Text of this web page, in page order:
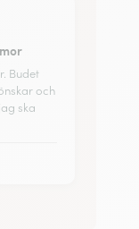
Budet
och
ska